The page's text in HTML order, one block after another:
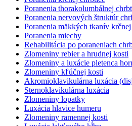
Poranenia thorakolumbálnej
Poranenia nervových štruktúr
Poranenia mäkkých tkanív
Poranenia miechy
Rehabilitácia po poraneniach
Zlomeniny rebier a hrudnej kosti
Zlomeniny a luxácie pletenca
Zlomeniny kľúčnej kosti
Akromioklavikulárna luxácia
Sternoklavikulárna luxácia
Zlomeniny lopatky
Luxácia hlavice humeru
Zlomeniny ramennej kosti